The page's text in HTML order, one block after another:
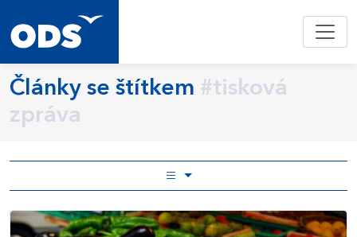
Články se štítkem #tisková
zpráva